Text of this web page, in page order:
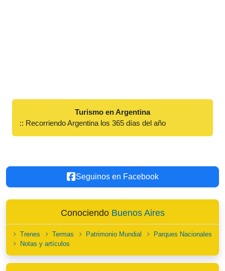
Turismo en Argentina
:: Recorriendo Argentina los 365 días del año
Seguinos en Facebook
Conociendo Buenos Aires
Trenes Termas Patrimonio Mundial
Parques Nacionales
Notas y artículos